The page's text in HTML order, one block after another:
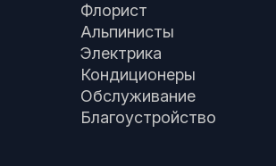
Флорист
Альпинисты
Электрика
Кондиционеры
Обслуживание
Благоустройство